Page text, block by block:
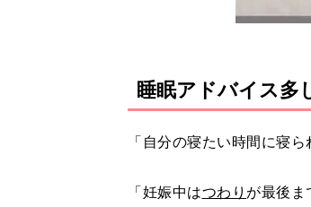
睡眠アドバイス多
「自分の寝たい時間に寝
「妊娠中はつわり が最後ま